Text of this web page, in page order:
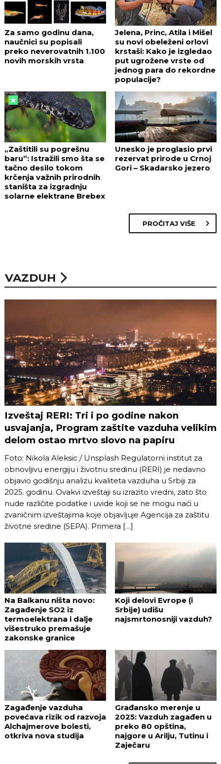
Za samo godinu dana,
naučnici su popisali
preko neverovatnih 1.100
novih morskih vrsta
Jelena, Princ, Atila i Mišel
su novi obeleženi orlovi
krstaši: Kako je izgledao
put ugrožene vrste od
jednog para do rekordne
populacije?
„Zaštitili su pogrešnu
baru”: Istražili smo šta se
tačno desilo tokom
krčenja važnih prirodnih
staništa za izgradnju
solarne elektrane Brebex
Unesko je proglasio prvi
rezervat prirode u Crnoj
Gori – Skadarsko jezero
PROČITAJ VIŠE
VAZDUH
Izveštaj RERI: Tri i po godine nakon
usvajanja, Program zaštite vazduha velikim
delom ostao mrtvo slovo na papiru
Foto: Nikola Aleksic / Unsplash Regulatorni institut za
obnovljivu energiju i životnu sredinu (RERI) je nedavno
objavio godišnju analizu kvaliteta vazduha u Srbiji za
2025. godinu. Ovakvi izveštaji su izrazito vredni, zato što
nude različite podatke i uvide koji se ne mogu naći u
zvaničnim izveštajima koje objavljuje Agencija za zaštitu
životne sredine (SEPA). Primera […]
Na Balkanu ništa novo:
Zagađenje SO2 iz
termoelektrana i dalje
višestruko premašuje
zakonske granice
Koji delovi Evrope (i
Srbije) udišu
najsmrtonosniji vazduh?
Zagađenje vazduha
povećava rizik od razvoja
Alchajmerove bolesti,
otkriva nova studija
Građansko merenje u
2025: Vazduh zagađen u
preko 80 opština,
najgore u Arilju, Tutinu i
Zaječaru